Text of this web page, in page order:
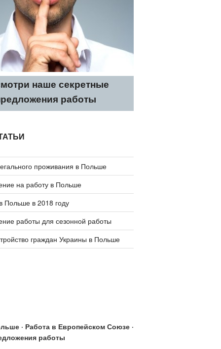
наше секретные
работы
проживания в Польше
на работу в Польше
Польше в 2018 году
работы для сезонной работы
граждан Украины в Польше
· Работа в Европейском Союзе ·
работы